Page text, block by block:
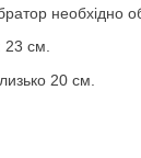
необхідно
23 см.
20 см.